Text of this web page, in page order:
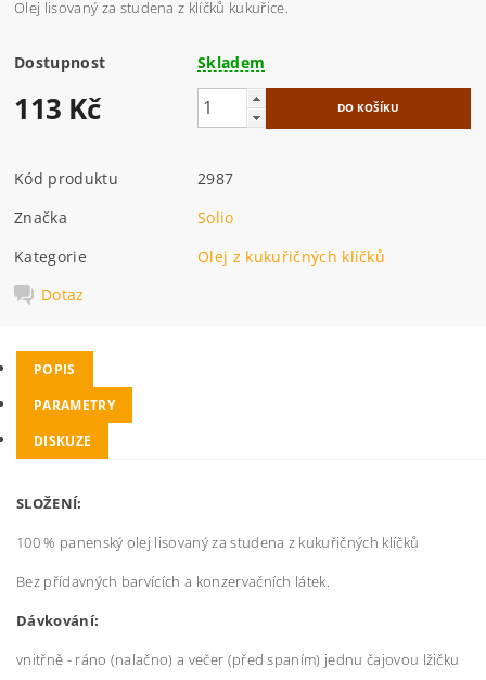
Olej lisovaný za studena z klíčků kukuřice.
Dostupnost Skladem
113 Kč
Kód produktu
2987
Značka
Solio
Kategorie
Olej z kukuřičných klíčků
Dotaz
POPIS
PARAMETRY
DISKUZE
SLOŽENÍ:
100 % panenský olej lisovaný za studena z kukuřičných klíčků
Bez přídavných barvících a konzervačních látek.
Dávkování:
vnitřně - ráno (nalačno) a večer (před spaním) jednu čajovou lžičku